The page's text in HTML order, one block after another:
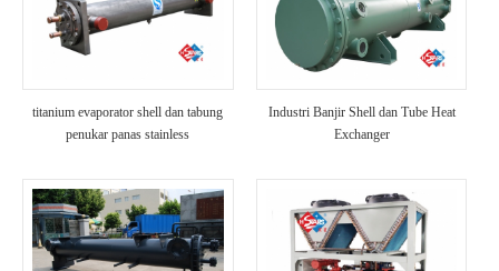
titanium evaporator shell dan tabung
penukar panas stainless
Industri Banjir Shell dan Tube Heat
Exchanger